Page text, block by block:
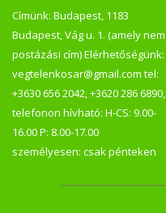
Címünk: Budapest, 1183
Budapest, Vág u. 1. (amely nem
postázási cím) Elérhetőségünk:
vegtelenkosar@gmail.com tel:
+3630 656 2042, +3620 286 6890,
telefonon hívható: H-CS: 9.00-
16.00 P: 8.00-17.00
személyesen: csak pénteken